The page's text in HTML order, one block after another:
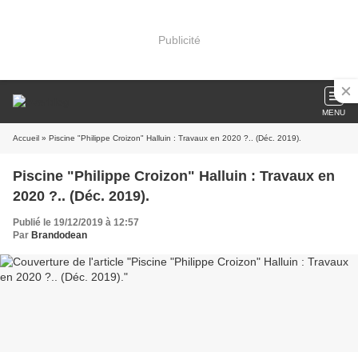
Publicité
MENU
Accueil » Piscine "Philippe Croizon" Halluin : Travaux en 2020 ?.. (Déc. 2019).
Piscine "Philippe Croizon" Halluin : Travaux en
2020 ?.. (Déc. 2019).
Publié le 19/12/2019 à 12:57
Par Brandodean